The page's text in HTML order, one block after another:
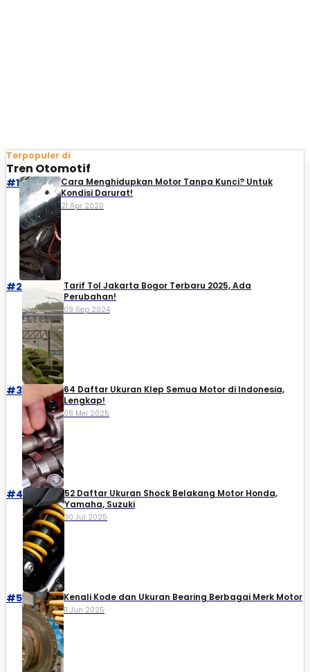
Terpopuler di
Tren Otomotif
#1
Cara Menghidupkan Motor Tanpa Kunci? Untuk
Kondisi Darurat!
21 Apr 2020
#2
Tarif Tol Jakarta Bogor Terbaru 2025, Ada
Perubahan!
09 Sep 2024
#3
64 Daftar Ukuran Klep Semua Motor di Indonesia,
Lengkap!
08 Mei 2025
#4
52 Daftar Ukuran Shock Belakang Motor Honda,
Yamaha, Suzuki​
30 Jul 2025
#5 Kenali Kode dan Ukuran Bearing Berbagai Merk Motor
11 Jun 2025